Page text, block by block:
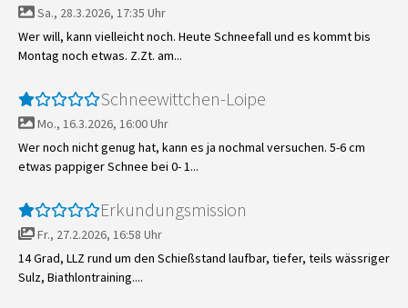
Sa., 28.3.2026, 17:35 Uhr
Wer will, kann vielleicht noch. Heute Schneefall und es kommt bis
Montag noch etwas. Z.Zt. am...
Schneewittchen-Loipe
Mo., 16.3.2026, 16:00 Uhr
Wer noch nicht genug hat, kann es ja nochmal versuchen. 5-6 cm
etwas pappiger Schnee bei 0- 1...
Erkundungsmission
Fr., 27.2.2026, 16:58 Uhr
14 Grad, LLZ rund um den Schießstand laufbar, tiefer, teils wässriger
Sulz, Biathlontraining....